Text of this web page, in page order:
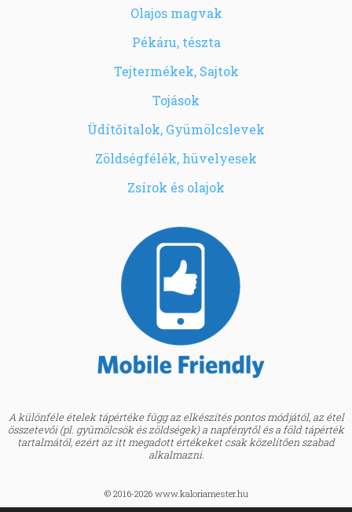
Olajos magvak
Pékáru, tészta
Tejtermékek, Sajtok
Tojások
Üdítőitalok, Gyümölcslevek
Zöldségfélék, hüvelyesek
Zsírok és olajok
A különféle ételek tápértéke függ az elkészítés pontos módjától, az étel
összetevői (pl. gyümölcsök és zöldségek) a napfénytől és a föld tápérték
tartalmától, ezért az itt megadott értékeket csak közelítően szabad
alkalmazni.
© 2016-2026 www.kaloriamester.hu